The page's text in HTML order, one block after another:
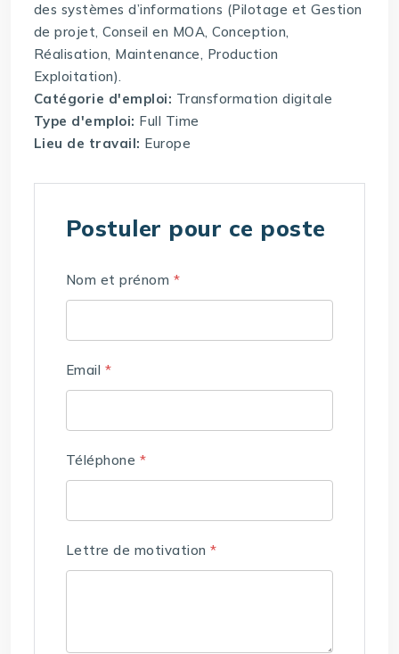
des systèmes d’informations (Pilotage et Gestion
de projet, Conseil en MOA, Conception,
Réalisation, Maintenance, Production
Exploitation).
Catégorie d'emploi: Transformation digitale
Type d'emploi: Full Time
Lieu de travail: Europe
Postuler pour ce poste
Nom et prénom *
Email *
Téléphone *
Lettre de motivation*